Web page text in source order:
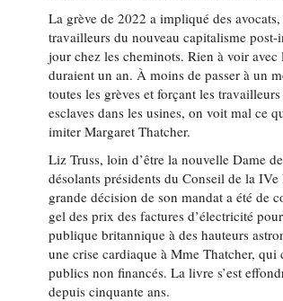
La grève de 2022 a impliqué des
travailleurs du nouveau capitalisme
jour chez les cheminots. Rien à voir
duraient un an. À moins de passer à un
toutes les grèves et forçant les
esclaves dans les usines, on voit mal ce
imiter Margaret Thatcher.
Liz Truss, loin d’être la nouvelle Dame
désolants présidents du Conseil de la
grande décision de son mandat a été de
gel des prix des factures d’électricité
publique britannique à des hauteurs
une crise cardiaque à Mme Thatcher,
publics non financés. La livre s’est
depuis cinquante ans.